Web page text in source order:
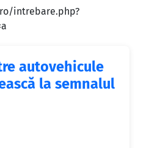
intrebare.php?
autovehicule
la semnalul